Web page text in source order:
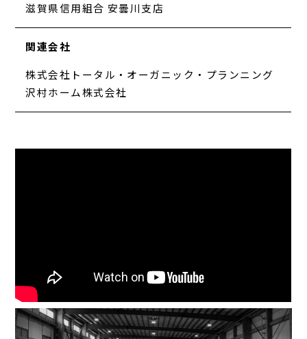
滋賀県信用組合 安曇川支店
関連会社
株式会社トータル・オーガニック・プランニング
沢村ホーム株式会社